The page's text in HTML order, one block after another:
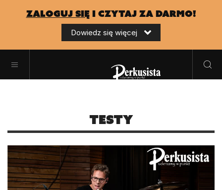
zaloguj sięi czytaj za darmo!
Dowiedz się więcej
Testy